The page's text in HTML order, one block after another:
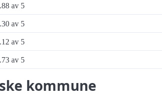
av 5
av 5
av 5
av 5
kommune